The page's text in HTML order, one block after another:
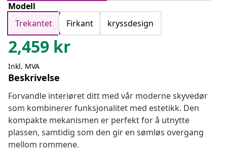
Modell
Trekantet
Firkant kryssdesign
2,459 kr
Inkl. MVA
Beskrivelse
Forvandle interiøret ditt med vår moderne skyvedør
som kombinerer funksjonalitet med estetikk. Den
kompakte mekanismen er perfekt for å utnytte
plassen, samtidig som den gir en sømløs overgang
mellom rommene.